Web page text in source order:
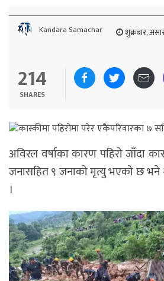
Kandara Samachar शुक्रबार,
214
SHARES
अविरल वर्षाका कारण पहिरो जाँदा
जनासहित ९ जनाको मृत्यु भएको छ भने
।